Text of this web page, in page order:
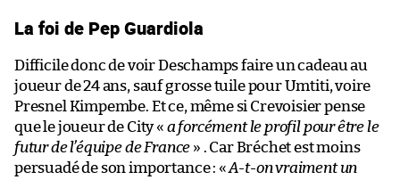
La foi de Pep Guardiola
Difficile donc de voir Deschamps faire un cadeau au
joueur de 24 ans, sauf grosse tuile pour Umtiti, voire
Presnel Kimpembe. Et ce, même si Crevoisier pense
que le joueur de City « a forcément le profil pour être le
futur de l’équipe de France » . Car Bréchet est moins
persuadé de son importance : «A-t-on vraiment un